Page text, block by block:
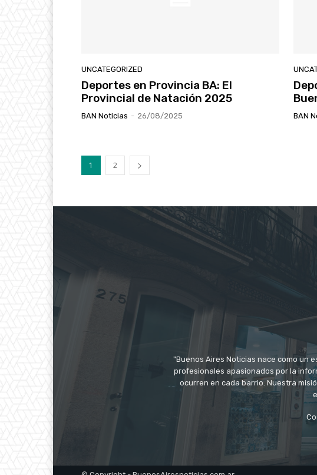
UNCATEGORIZED
Deportes en Provincia BA: El
Provincial de Natación 2025
BAN Noticias - 26/08/2025 BAN
1 2
"Buenos Aires Noticias nace como un
profesionales apasionados por la
ocurren en cada barrio. Nuestra